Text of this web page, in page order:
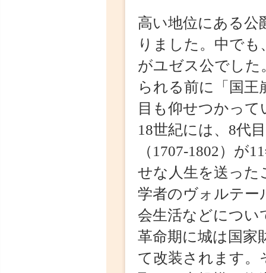
目も仰せつかって
18世紀には、8代目
（1707-1802）が
せな人生を送った
学者のヴォルテー
会生活などについ
革命期に城は国家
て改装されます。
取り、大規模な修
ルイ=エマニュエル
育省に貸し出され
の父親であるクリ
取ったのです。